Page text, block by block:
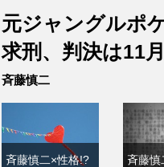
元ジャングルポ
求刑、判決は11月
斉藤慎二
斉藤慎二×性格!? 斉藤慎